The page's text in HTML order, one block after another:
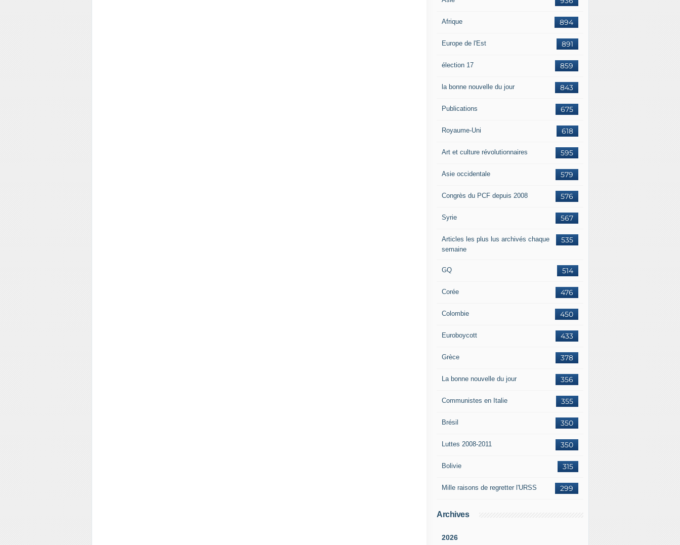
894
Afrique
891
Europe de l'Est
859
élection 17
843
la bonne nouvelle du jour
675
Publications
618
Royaume-Uni
595
Art et culture révolutionnaires
579
Asie occidentale
576
Congrès du PCF depuis 2008
567
Syrie
535
Articles les plus lus archivés chaque
semaine
514
GQ
476
Corée
450
Colombie
433
Euroboycott
378
Grèce
356
La bonne nouvelle du jour
355
Communistes en Italie
350
Brésil
350
Luttes 2008-2011
315
Bolivie
299
Mille raisons de regretter l'URSS
Archives
2026